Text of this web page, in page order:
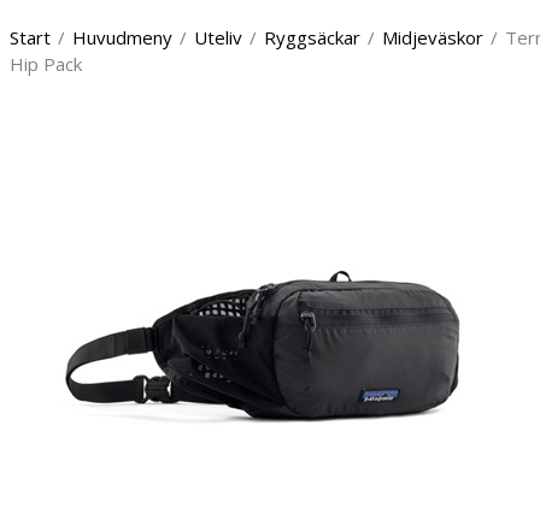
Start / Huvudmeny / Uteliv / Ryggsäckar / Midjeväskor /
Hip Pack